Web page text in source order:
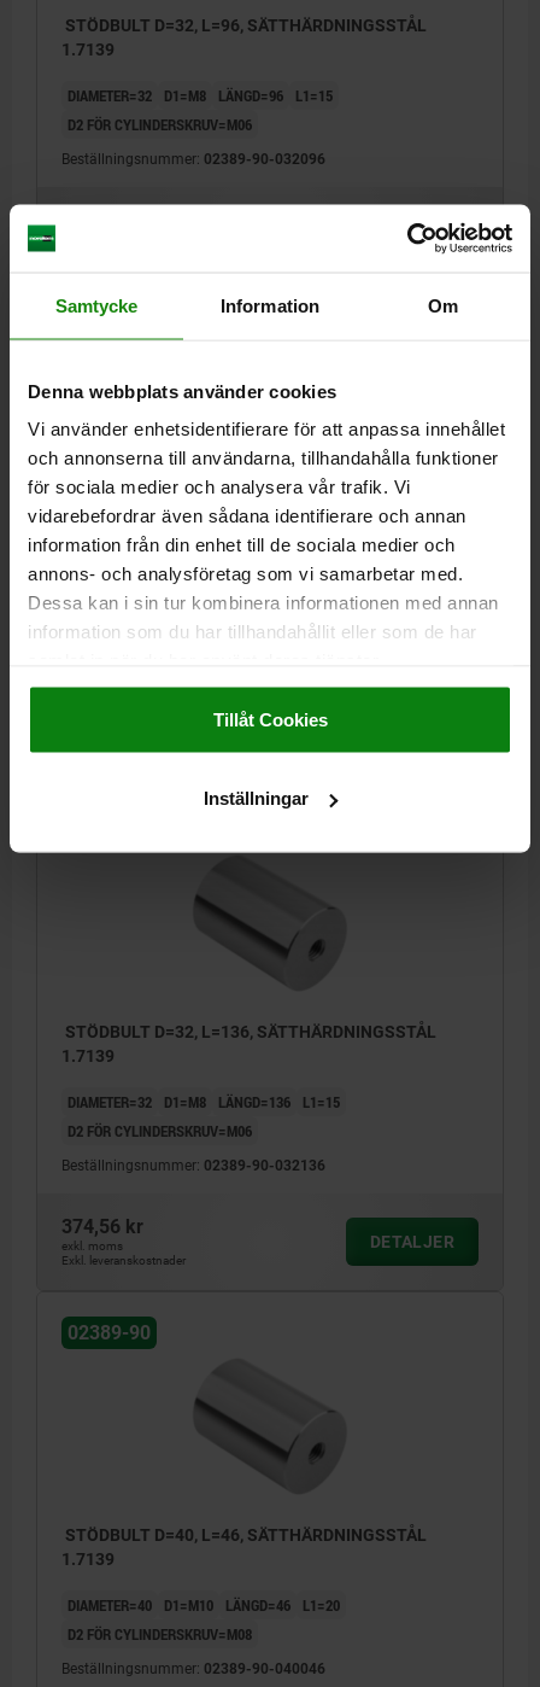
Samtycke Information Om
Denna webbplats använder cookies
Vi använder enhetsidentifierare för att anpassa innehållet
och annonserna till användarna, tillhandahålla funktioner
för sociala medier och analysera vår trafik. Vi
vidarebefordrar även sådana identifierare och annan
information från din enhet till de sociala medier och
annons- och analysföretag som vi samarbetar med.
Dessa kan i sin tur kombinera informationen med annan
information som du har tillhandahållit eller som de har
Impressum|Dataskydd|AGB
Tillåt Cookies
Inställningar
STÖDBULT D=32, L=96, SÄTTHÄRDNINGSSTÅL
1.7139
DIAMETER=32 D1=M8 LÄNGD=96
L1=15
D2 FÖR CYLINDERSKRUV=M06
Beställningsnummer: 02389-90-032096
DETALJER
STÖDBULT D=32, L=116, SÄTTHÄRDNINGSSTÅL
1.7139
DIAMETER=32 D1=M8 LÄNGD=116
L1=15
D2 FÖR CYLINDERSKRUV=M06
Exkl. leveranskostnader
STÖDBULT D=32, L=136, SÄTTHÄRDNINGSSTÅL
1.7139
DIAMETER=32 D1=M8 LÄNGD=136
L1=15
D2 FÖR CYLINDERSKRUV=M06
Beställningsnummer: 02389-90-032136
374,56 kr
exkl. moms
Exkl. leveranskostnader
DETALJER
02389-90
STÖDBULT D=40, L=46, SÄTTHÄRDNINGSSTÅL
1.7139
DIAMETER=40 D1=M10 LÄNGD=46
L1=20
D2 FÖR CYLINDERSKRUV=M08
Beställningsnummer: 02389-90-040046